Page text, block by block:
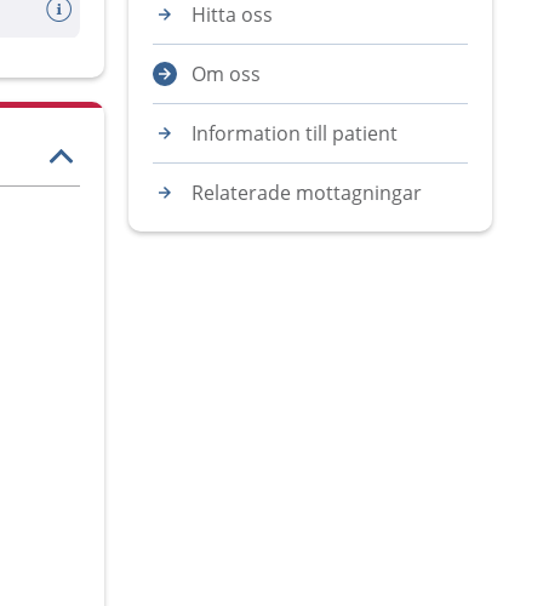
Hitta oss
Om oss
Information till patient
Relaterade mottagningar